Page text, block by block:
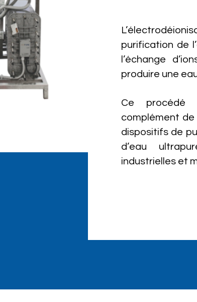
purification de
l’échange
produire une
Ce procédé
complément de
dispositifs de
d’eau
industrielles et